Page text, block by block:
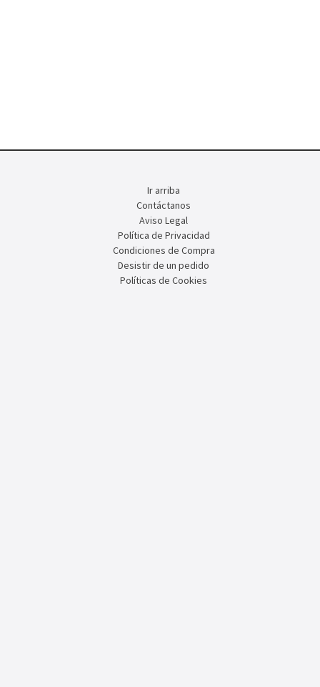
Ir arriba
Contáctanos
Aviso Legal
Política de Privacidad
Condiciones de Compra
Desistir de un pedido
Políticas de Cookies